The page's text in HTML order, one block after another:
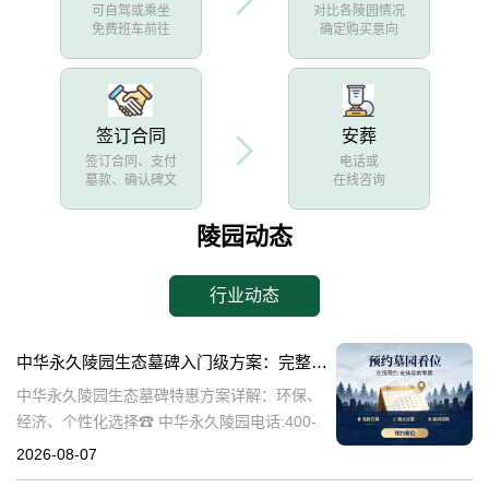
可自驾或乘坐
免费班车前往
对比各陵园情况
确定购买意向
签订合同
签订合同、支付
墓款、确认碑文
安葬
电话或
在线咨询
陵园动态
行业动态
中华永久陵园生态墓碑入门级方案：完整报价与一站式服务打包特惠解析
中华永久陵园生态墓碑特惠方案详解：环保、
经济、个性化选择☎ 中华永久陵园电话:400-
838-5063随着人们对身后事的关注度提升，选
2026-08-07